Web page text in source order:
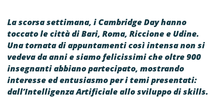
La scorsa settimana, i Cambridge Day hanno
toccato le città di Bari, Roma, Riccione e Udine.
Una tornata di appuntamenti così intensa non si
vedeva da anni e siamo felicissimi che oltre 900
insegnanti abbiano partecipato, mostrando
interesse ed entusiasmo per i temi presentati:
dall’Intelligenza Artificiale allo sviluppo di skills.